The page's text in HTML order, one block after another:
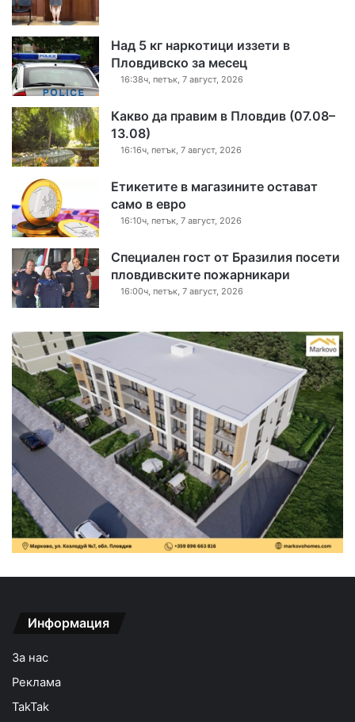
Над 5 кг наркотици иззети в
Пловдивско за месец
16:38ч, петък, 7 август, 2026
Какво да правим в Пловдив (07.08–
13.08)
16:16ч, петък, 7 август, 2026
Етикетите в магазините остават
само в евро
16:10ч, петък, 7 август, 2026
Специален гост от Бразилия посети
пловдивските пожарникари
16:00ч, петък, 7 август, 2026
Информация
За нас
Реклама
TakTak